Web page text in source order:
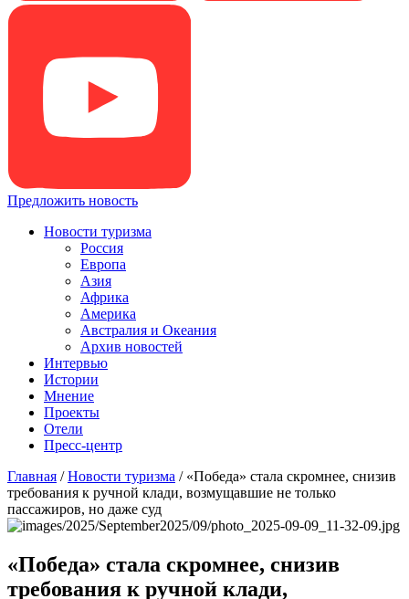
Предложить новость
Новости туризма
Россия
Европа
Азия
Африка
Америка
Австралия и Океания
Архив новостей
Интервью
Истории
Мнение
Проекты
Отели
Пресс-центр
Главная /Новости туризма / «Победа» стала скромнее, снизив
требования к ручной клади, возмущавшие не только
пассажиров, но даже суд
«Победа» стала скромнее, снизив
требования к ручной клади,